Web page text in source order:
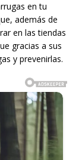
en tu
además de
en las tiendas
gracias a sus
y prevenirlas.